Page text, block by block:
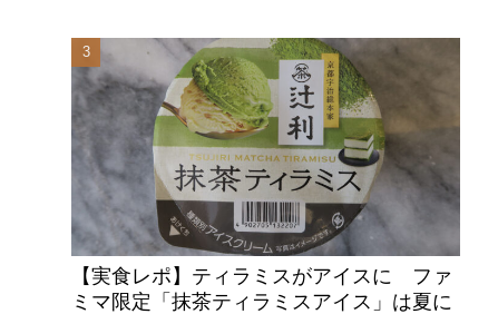
【実食レポ】ティラミスがアイスに ファ
ミマ限定「抹茶ティラミスアイス」は夏に